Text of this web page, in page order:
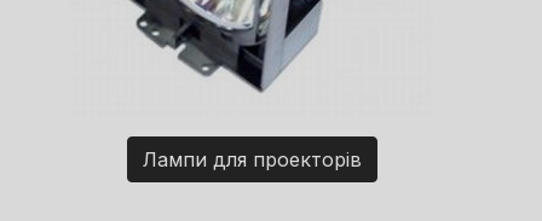
Лампи для проекторів